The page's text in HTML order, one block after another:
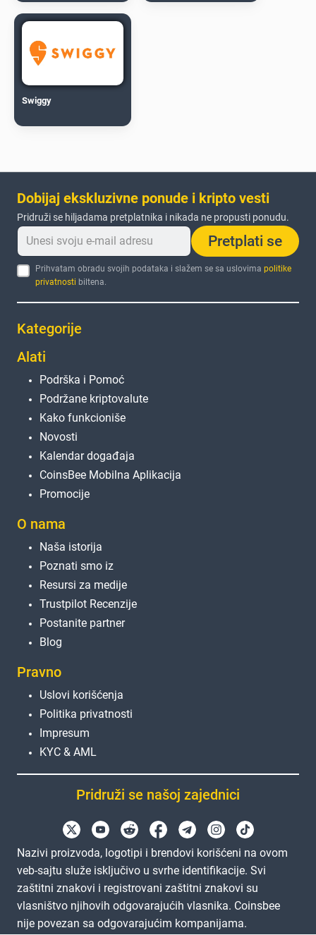
Swiggy
Dobijaj ekskluzivne ponude i kripto vesti
Pridruži se hiljadama pretplatnika i nikada ne propusti ponudu.
Pretplati se
Prihvatam obradu svojih podataka i slažem se sa uslovimapolitike
privatnosti biltena.
Kategorije
Alati
Podrška i Pomoć
Podržane kriptovalute
Kako funkcioniše
Novosti
Kalendar događaja
CoinsBee Mobilna Aplikacija
Promocije
O nama
Naša istorija
Poznati smo iz
Resursi za medije
Trustpilot Recenzije
Postanite partner
Blog
Pravno
Uslovi korišćenja
Politika privatnosti
Impresum
KYC & AML
Pridruži se našoj zajednici
Nazivi proizvoda, logotipi i brendovi korišćeni na ovom
veb-sajtu služe isključivo u svrhe identifikacije. Svi
zaštitni znakovi i registrovani zaštitni znakovi su
vlasništvo njihovih odgovarajućih vlasnika. Coinsbee
nije povezan sa odgovarajućim kompanijama.